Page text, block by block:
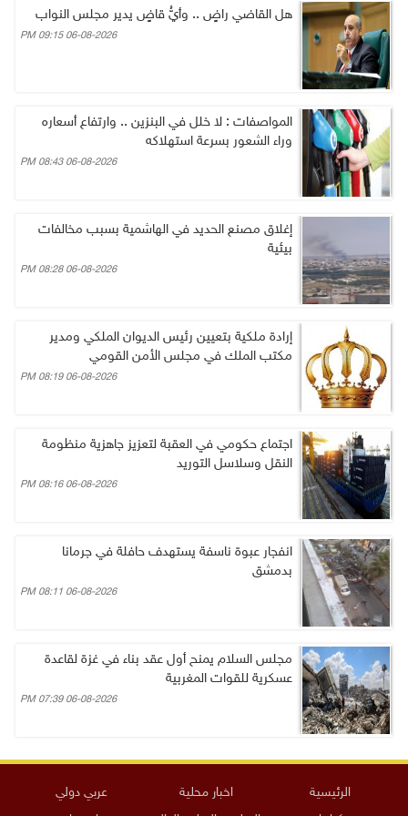
هل القاضي راضٍ .. وأيُّ قاضٍ يدير مجلس النواب
06-08-2026 09:15 PM
المواصفات : لا خلل في البنزين .. وارتفاع أسعاره
وراء الشعور بسرعة استهلاكه
06-08-2026 08:43 PM
إغلاق مصنع الحديد في الهاشمية بسبب مخالفات
بيئية
06-08-2026 08:28 PM
إرادة ملكية بتعيين رئيس الديوان الملكي ومدير
مكتب الملك في مجلس الأمن القومي
06-08-2026 08:19 PM
اجتماع حكومي في العقبة لتعزيز جاهزية منظومة
النقل وسلاسل التوريد
06-08-2026 08:16 PM
انفجار عبوة ناسفة يستهدف حافلة في جرمانا
بدمشق
06-08-2026 08:11 PM
مجلس السلام يمنح أول عقد بناء في غزة لقاعدة
عسكرية للقوات المغربية
06-08-2026 07:39 PM
الرئيسية اخبار محلية
عربي دولي